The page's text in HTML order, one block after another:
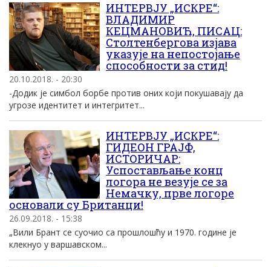
ИНТЕРВЈУ „ИСКРЕ“:
ВЛАДИМИР
КЕЦМАНОВИЋ, ПИСАЦ:
Столтенбергова изјава
указује на непостојање
способности за стид!
20.10.2018. - 20:30
-Додик је симбол борбе против оних који покушавају да
угрозе идентитет и интегритет...
ИНТЕРВЈУ „ИСКРЕ“:
ГИДЕОН ГРАЈФ,
ИСТОРИЧАР:
Успостављање конц
логора не везује се за
Немачку, прве логоре
основали су Британци!
26.09.2018. - 15:38
„Вили Брант се суочио са прошлошћу и 1970. године је
клекнуо у варшавском...